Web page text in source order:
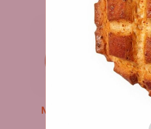
Májas kocka